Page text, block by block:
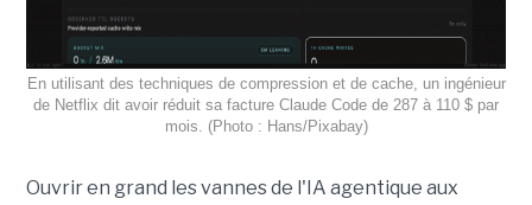
En utilisant des techniques de compression et de cache, un ingénieur
de Netflix dit avoir réduit sa facture Claude Code de 287 à 110 $ par
mois. (Photo : Hans/Pixabay)
Ouvrir en grand les vannes de l'IA agentique aux